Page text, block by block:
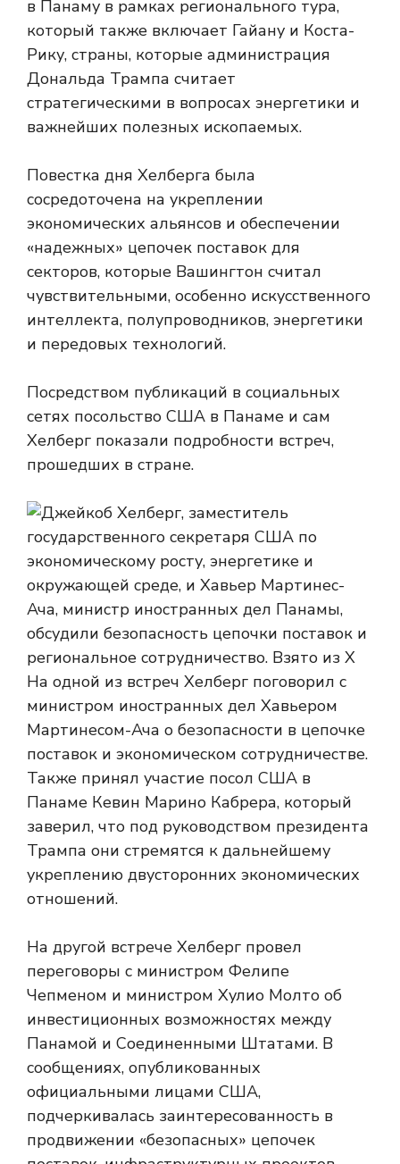
в Панаму в рамках регионального тура,
который также включает Гайану и Коста-
Рику, страны, которые администрация
Дональда Трампа считает
стратегическими в вопросах энергетики и
важнейших полезных ископаемых.
Повестка дня Хелберга была
сосредоточена на укреплении
экономических альянсов и обеспечении
«надежных» цепочек поставок для
секторов, которые Вашингтон считал
чувствительными, особенно искусственного
интеллекта, полупроводников, энергетики
и передовых технологий.
Посредством публикаций в социальных
сетях посольство США в Панаме и сам
Хелберг показали подробности встреч,
прошедших в стране.
На одной из встреч Хелберг поговорил с
министром иностранных дел Хавьером
Мартинесом-Ача о безопасности в цепочке
поставок и экономическом сотрудничестве.
Также принял участие посол США в
Панаме Кевин Марино Кабрера, который
заверил, что под руководством президента
Трампа они стремятся к дальнейшему
укреплению двусторонних экономических
отношений.
На другой встрече Хелберг провел
переговоры с министром Фелипе
Чепменом и министром Хулио Молто об
инвестиционных возможностях между
Панамой и Соединенными Штатами. В
сообщениях, опубликованных
официальными лицами США,
подчеркивалась заинтересованность в
продвижении «безопасных» цепочек